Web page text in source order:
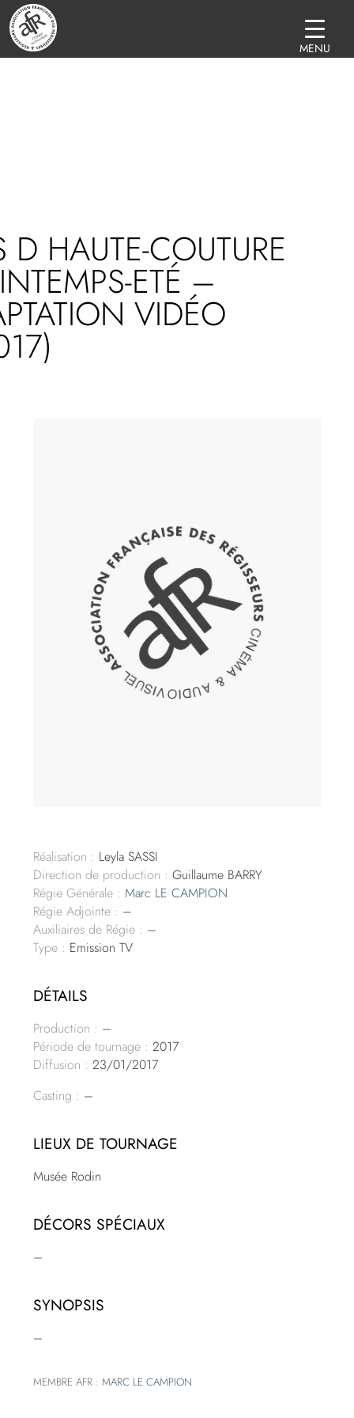
D HAUTE-COUTURE
ETÉ –
VIDÉO
Réalisation : Leyla SASSI
Direction de production : Guillaume BARRY
Régie Générale : Marc LE CAMPION
Régie Adjointe : –
Auxiliaires de Régie : –
Type : Emission TV
DÉTAILS
Production : –
Période de tournage : 2017
Diffusion : 23/01/2017
Casting : –
LIEUX DE TOURNAGE
Musée Rodin
DÉCORS SPÉCIAUX
–
SYNOPSIS
–
MEMBRE AFR :MARC LE CAMPION
MENU